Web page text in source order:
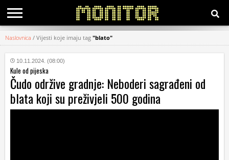
KATEGORIJE
HRVATSKI
WEB
Naslovnica / Vijesti koje imaju tag "blato"
10.11.2024. (08:00)
Kule od pijeska
Čudo održive gradnje: Neboderi sagrađeni od
blata koji su preživjeli 500 godina